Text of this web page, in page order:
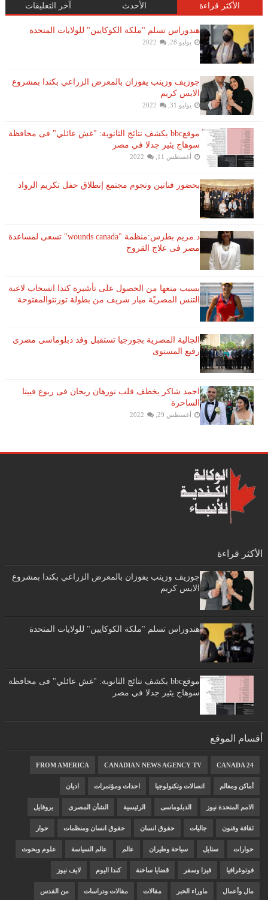
الأكثر قراءة الأحدث آخر التعليقات
هندوراس تسلم "ملكة الكوكايين" للولايات المتحدة
يوليو 28, 2022
جوزيف وزينب يفوزان بالمعرض الزراعي بكندا بمشروع
الايس كريم
يوليو 31, 2022
موقعbbc يكشف نتائج الثانوية: "غش عائلي" فى محافظة
سوهاج يثير جدلا في مصر
أغسطس 11, 2022
بحضور فنانين ونجوم مجتمع إنطلاق حفل تكريم الرواد
د.مريم بطرس:منظمة "wounds canada" تسعى لمساعدة
مصر فى علاج القروح
بسبب منعها من الحصول على تأشيرة كندا انسحاب لاعبة ​
التنس​ المصريّة ​ميار شريف​ من بطولة ​تورنتو​المفتوحة
الجالية المصرية بجورجيا تستقبل وفد دبلوماسى مصرى
رفيع المستوى
احمد شاكر يخطف قلب نورهان ريحان فى ربوع فيينا
الساحرة
أغسطس 29, 2022
الأكثر قراءة
جوزيف وزينب يفوزان بالمعرض الزراعي بكندا بمشروع
الايس كريم
هندوراس تسلم "ملكة الكوكايين" للولايات المتحدة
موقعbbc يكشف نتائج الثانوية: "غش عائلي" فى محافظة
سوهاج يثير جدلا في مصر
أقسام الموقع
CANADA 24
CANADIAN NEWS AGENCY TV
FROM AMERICA
أماكن ومعالم اتصالات وتكنولوجيا احداث ومؤتمرات اديان
الامم المتحدة نيوز الدبلوماسى الرئيسية الشأن المصرى بروفايل
ثقافة وفنون جاليات حقوق انسان حقوق انسان ومنظمات حوار
حوارات ستايل سياحة وطيران عالم عالم السياسة علوم وبحوث
فوتوغرافيا فيزا وسفر قضايا ساخنة كندا اليوم لايف نيوز
مال وأعمال ماوراء الخبر مقالات مقالات ودراسات من القدس